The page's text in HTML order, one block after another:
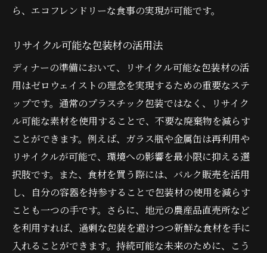
ら、エコフレンドリーな食事の実現が可能です。
リサイクル可能な包装材の活用法
ディナーの準備において、リサイクル可能な包装材の活
用はゼロウェイストの理念を実現するための重要なステ
ップです。通常のプラスチック包装ではなく、リサイク
ル可能な素材を使用することで、不要な廃棄物を減らす
ことができます。例えば、ガラス瓶や金属缶は再利用や
リサイクルが可能で、環境への影響を最小限に抑える選
択肢です。また、食材を買う際には、バルク販売を活用
し、自分の容器を持参することで包装材の使用を減らす
ことも一つの手です。さらに、地元の農産品直売所など
を利用すれば、過剰な包装を避けつつ新鮮な食材を手に
入れることができます。持続可能な未来のために、こう